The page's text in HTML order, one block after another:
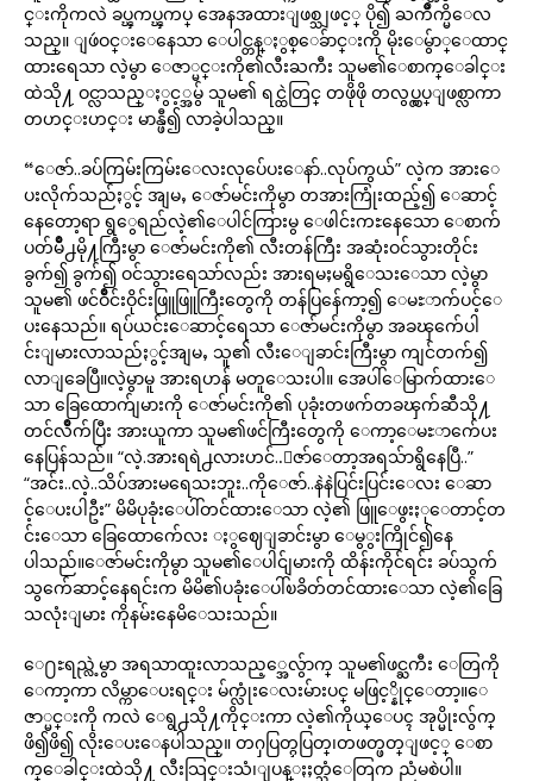
င္းကိုကလဲ ခပ္ၾကပ္ၾကပ္ အေနအထားျဖစ္သျဖင့္ ပို၍ ႀကိဳက္မိေလ
သည္။ ျဖဴဝင္းေနေသာ ေပါင္တန္ႏွစ္ေခ်ာင္းကို မိုးေမွ်ာ္ေထာင္
ထားရေသာ လဲ့မွာ ေဇာ္မင္းကို၏လီးႀကီး သူမ၏ေစာက္ေခါင္း
ထဲသို႔ ဝင္လာသည္ႏွင့္အမွ် သူမ၏ ရင္ထဲတြင္ တဖိုဖို တလွပ္လွပ္ျဖစ္လာကာ
တဟင္းဟင္း မာန္ဖီ၍ လာခဲ့ပါသည္။
“ေဇာ်..ခပ်ကြမ်းကြမ်းေလးလုပ်ေပးေနာ်..လုပ်ကွယ်” လဲ့က အားေ
ပးလိုက်သည်ႏွင့် အျမႇ ေဇာ်မင်းကိုမွာ တအားကြုံးထည့်၍ ေဆာင့်
နေတော့ရာ ရွွေရည်လဲ့၏ေပါင်ကြားမွ ေဖါင်းကႊနေသော ေစာက်
ပတ်မိဳ႕မို႔ကြီးမွာ ေဇာ်မင်းကို၏ လီးတန်ကြီး အဆုံးဝင်သွားတိုင်း
ခွက်၍ ခွက်၍ ဝင်သွားရေသာ်လည်း အားရမႈမရွိေသးေသာ လဲ့မွာ
သူမ၏ ဖင်ဝိဳင်းဝိုင်းဖြူဖြူကြီးတွေကို တန်ပြန်ေကာ့၍ ေမႊာက်ပင့်ေ
ပးနေသည်။ ရပ်ယင်းေဆာင့်ရေသာ ေဇာ်မင်းကိုမွာ အခၾက်ေပါ
င်းျမားလာသည်ႏွင့်အျမႇ သူ၏ လီးေျခာင်းကြီးမွာ ကျင်တက်၍
လာျခေပြီ။လဲ့မွာမူ အားရဟန် မတူေသးပါ။ အေပါ်ေမြာက်ထားေ
သာ ခြေထောက်ျမားကို ေဇာ်မင်းကို၏ ပုခုံးတဖက်တခၾက်ဆီသို႔
တင်လိဳက်ပြီး အားယူကာ သူမ၏ဖင်ကြီးတွေကို ေကာ့ေမႊာက်ေပး
နေပြန်သည်။ “လဲ့.အားရရဲ႕လားဟင်..ေဇာ်ေတာ့အရသ်ာရွိနေပြီ..”
“အင်း..လဲ့..သိပ်အားမရေသးဘူး..ကိုေဇာ်..နဲနဲပြင်းပြင်းေလး ေဆာ
င့်ေပးပါဦး” မိမိပုခုံးေပါ်တင်ထားေသာ လဲ့၏ ဖြူေဖွးႏုေတာင့်တ
င်းေသာ ခြေထောက်ေလး ႏွဈေျခာင်းမွာ ေမွွးကြိုင်၍နေ
ပါသည်။ေဇာ်မင်းကိုမွာ သူမ၏ေပါင်ျမားကို ထိန်းကိုင်ရင်း ခပ်သွက်
သွက်ေဆာင့်နေရင်းက မိမိ၏ပခုံးေပါ်ၿခိတ်တင်ထားေသာ လဲ့၏ခြေ
သလုံးျမား ကိုနမ်းနေမိေသးသည်။
ေ႐ႊရည္လဲ့မွာ အရသာထူးလာသည့္အေလွ်ာက္ သူမ၏ဖင္ႀကီး ေတြကို
ေကာ့ကာ လိမ္ကာေပးရင္း မ်က္လုံးေလးမ်ားပင္ မဖြင့္နိုင္ေတာ့။ေ
ဇာ္မင္းကို ကလဲ ေရွ႕သို႔ကိုင္းကာ လဲ့၏ကိုယ္ေပၚ အုပ္မိုးလွ်က္
ဖိ၍ဖိ၍ လိုးေပးေနပါသည္။ တႁပြတ္ႁပြတ္၊တဖတ္ဖတ္ျဖင့္ ေစာ
က္ေခါင္းထဲသို႔ လီးသြင္းသံ၊ျပန္ႏႈတ္သံေတြက ညံမစဲပါ။